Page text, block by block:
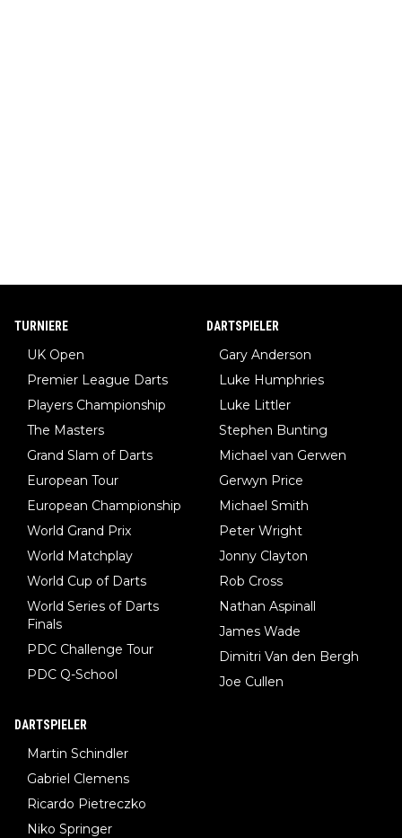
TURNIERE
UK Open
Premier League Darts
Players Championship
The Masters
Grand Slam of Darts
European Tour
European Championship
World Grand Prix
World Matchplay
World Cup of Darts
World Series of Darts
Finals
PDC Challenge Tour
PDC Q-School
DARTSPIELER
Gary Anderson
Luke Humphries
Luke Littler
Stephen Bunting
Michael van Gerwen
Gerwyn Price
Michael Smith
Peter Wright
Jonny Clayton
Rob Cross
Nathan Aspinall
James Wade
Dimitri Van den Bergh
Joe Cullen
DARTSPIELER
Martin Schindler
Gabriel Clemens
Ricardo Pietreczko
Niko Springer